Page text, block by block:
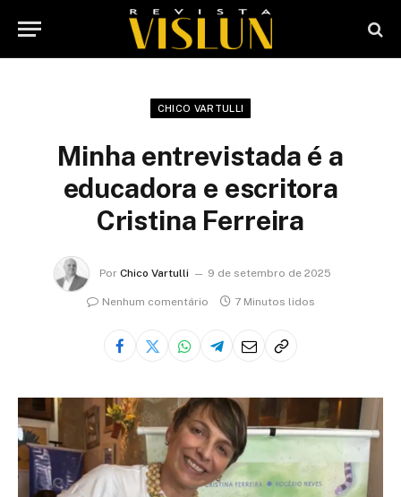
CHICO VARTULLI
Minha entrevistada é a
educadora e escritora
Cristina Ferreira
Por Chico Vartulli 9 de setembro de 2025
Nenhum comentário 7 Minutos lidos